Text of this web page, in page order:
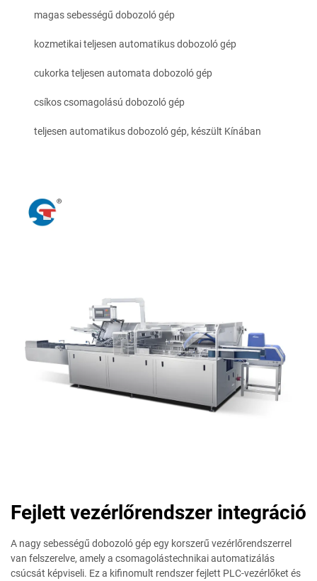
magas sebességű dobozoló gép
kozmetikai teljesen automatikus dobozoló gép
cukorka teljesen automata dobozoló gép
csíkos csomagolású dobozoló gép
teljesen automatikus dobozoló gép, készült Kínában
Fejlett vezérlőrendszer integráció
A nagy sebességű dobozoló gép egy korszerű vezérlőrendszerrel
van felszerelve, amely a csomagolástechnikai automatizálás
csúcsát képviseli. Ez a kifinomult rendszer fejlett PLC-vezérlőket és